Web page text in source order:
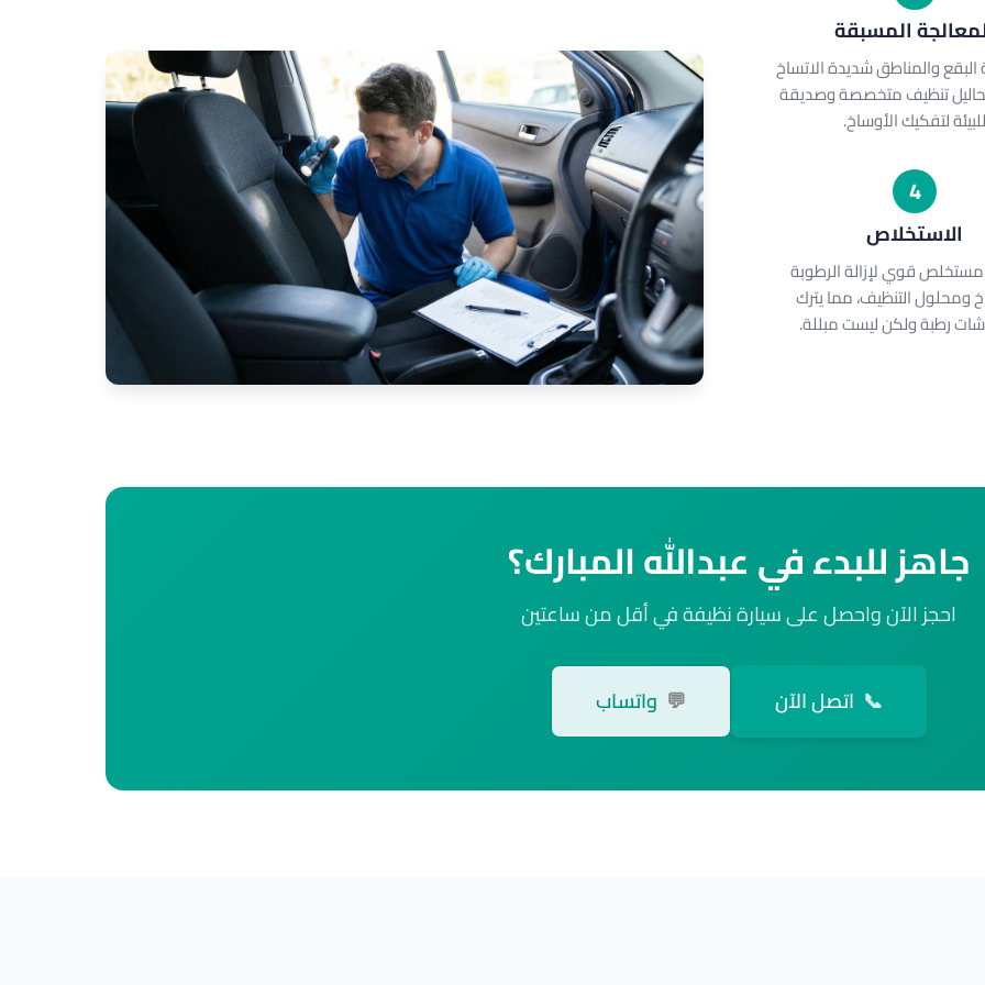
المسبقة
البقع والمناطق شديدة الاتساخ
تنظيف متخصصة وصديقة
للبيئة لتفكيك الأوساخ.
4
الاستخلاص
قوي لإزالة الرطوبة
ومحلول التنظيف، مما يترك
رطبة ولكن ليست مبللة.
جاهز للبدء في عبدالله المبارك؟
احجز الآن واحصل على سيارة نظيفة في أقل من ساعتين
📞 اتصل الآن 💬 واتساب